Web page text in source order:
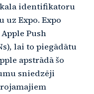
identifikatoru
Expo. Expo
Push
lai to piegādātu
apstrādā šo
sniedzēji